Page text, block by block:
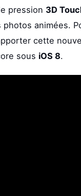
pression 3D
animées.
cette
sous iOS 8.